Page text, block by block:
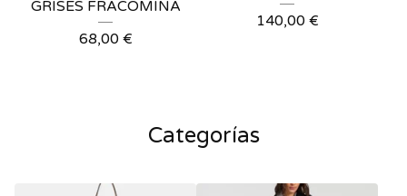
GRISES FRACOMINA
68,00 €
140,00 €
Categorías